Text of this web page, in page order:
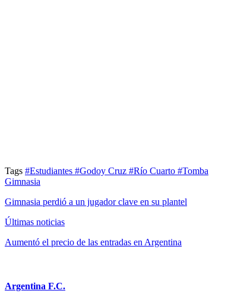
Tags #Estudiantes #Godoy Cruz #Río Cuarto #Tomba
Gimnasia
Gimnasia perdió a un jugador clave en su plantel
Últimas noticias
Aumentó el precio de las entradas en Argentina
Argentina F.C.